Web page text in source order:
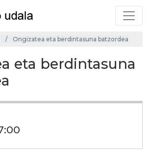
Ongizatea eta berdintasuna batzordea
eta berdintasuna